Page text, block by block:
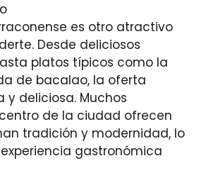
es otro atractivo
Desde deliciosos
platos típicos como la
de bacalao, la oferta
y deliciosa. Muchos
de la ciudad ofrecen
tradición y modernidad, lo
gastronómica